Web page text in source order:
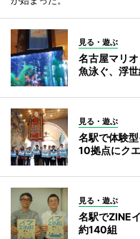
見る・遊ぶ
名古屋マリ
魚泳ぐ、浮
見る・遊ぶ
名駅で体験
10拠点にク
見る・遊ぶ
名駅でZINE
約140組